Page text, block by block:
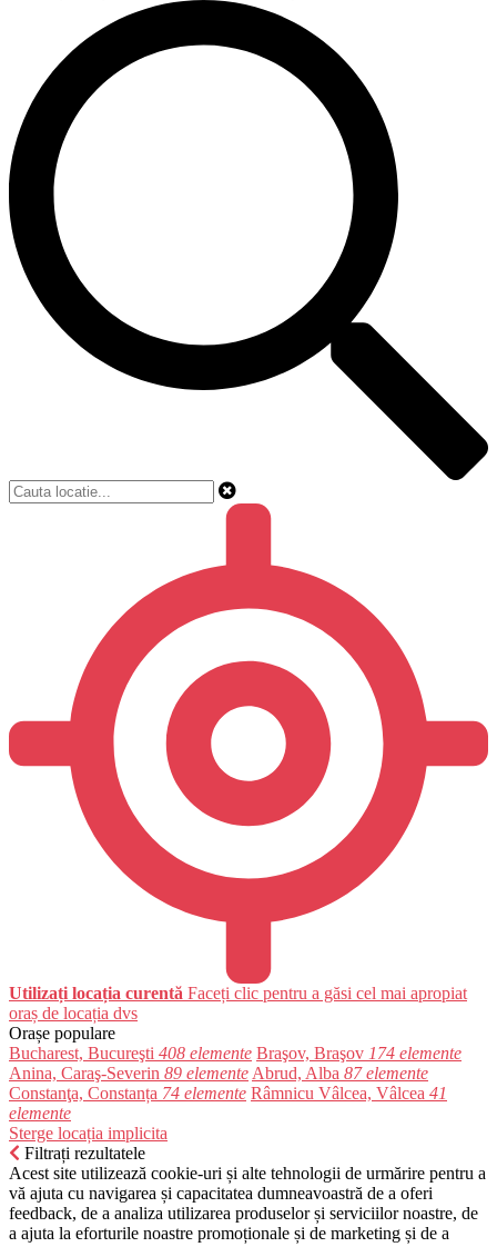
Utilizați locația curentă Faceți clic pentru a găsi cel mai apropiat
oraș de locația dvs
Orașe populare
Bucharest, Bucureşti 408 elemente Braşov, Braşov 174 elemente
Anina, Caraş-Severin 89 elemente Abrud, Alba 87 elemente
Constanţa, Constanța 74 elemente Râmnicu Vâlcea, Vâlcea 41
elemente
Sterge locația implicita
Filtrați rezultatele
Acest site utilizează cookie-uri și alte tehnologii de urmărire pentru a
vă ajuta cu navigarea și capacitatea dumneavoastră de a oferi
feedback, de a analiza utilizarea produselor și serviciilor noastre, de
a ajuta la eforturile noastre promoționale și de marketing și de a